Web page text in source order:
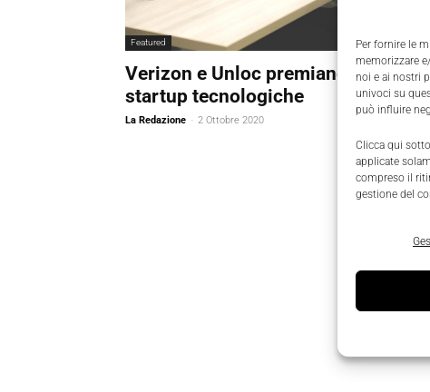
Per fornire le
memorizzare
noi e ai nostri
univoci su
può influire
Clicca qui
applicate
compreso il
gestione del
Featured
Verizon e Unloc premiano le
startup tecnologiche
La Redazione - 2 Ottobre 2020